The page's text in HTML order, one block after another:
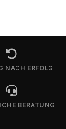
NACH ERFOLG
BERATUNG